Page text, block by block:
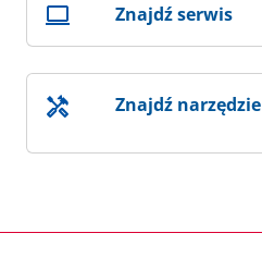
Znajdź serwis
Znajdź narzędzie